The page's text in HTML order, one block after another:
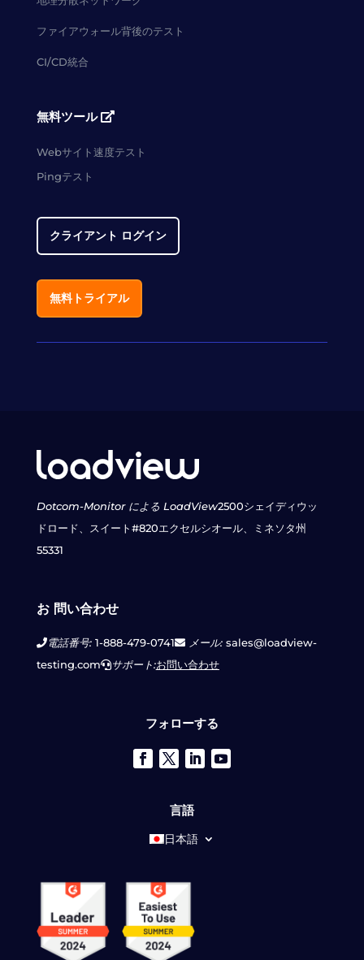
ファイアウォール背後のテスト
CI/CD統合
無料ツール
Webサイト速度テスト
Pingテスト
クライアント ログイン
無料トライアル
Dotcom-Monitor による LoadView2500シェイディウッ
ドロード、スイート#820エクセルシオール、ミネソタ州
55331
お 問い合わせ
電話番号:1-888-479-0741 メール:sales@loadview-
testing.com
サポート:お問い合わせ
フォローする
言語
日本語